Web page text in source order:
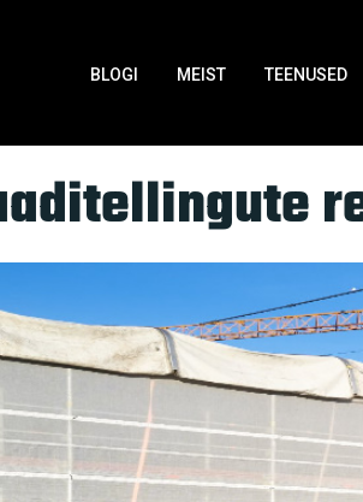
BLOGI MEIST TEENUSED